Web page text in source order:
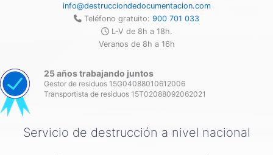
info@destrucciondedocumentacion.com
Teléfono gratuito: 900 701 033
L-V de 8h a 18h.
Veranos de 8h a 16h
25 años trabajando juntos
Gestor de residuos 15G04088010612006
Transportista de residuos 15T02088092062021
Servicio de destrucción a nivel nacional